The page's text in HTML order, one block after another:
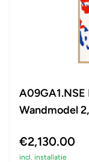
A09GA1.NSE
Wandmodel
€2,130.00
incl. installatie